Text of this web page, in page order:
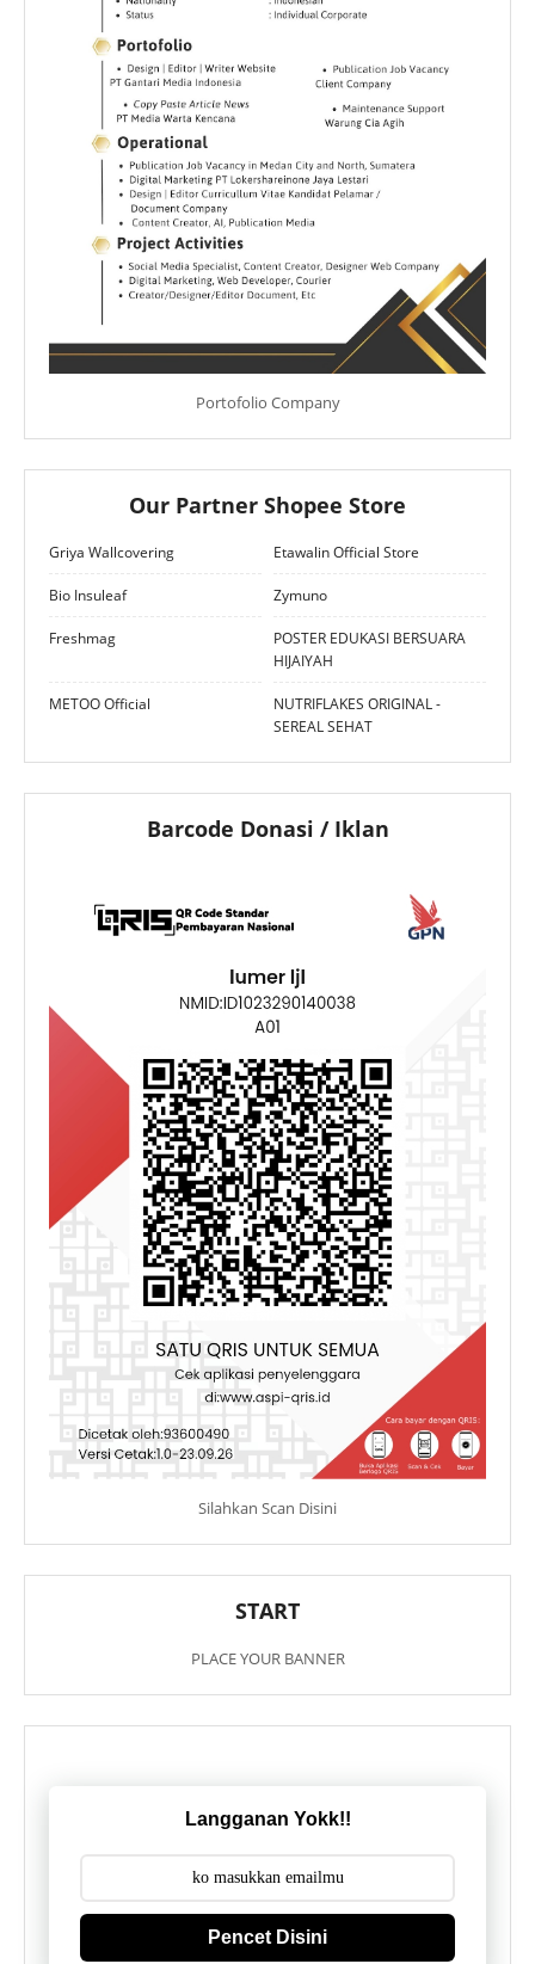
Portofolio Company
Our Partner Shopee Store
Griya Wallcovering Etawalin Official Store
Bio Insuleaf Zymuno
Freshmag
POSTER EDUKASI BERSUARA
HIJAIYAH
METOO Official
NUTRIFLAKES ORIGINAL -
SEREAL SEHAT
Barcode Donasi / Iklan
Silahkan Scan Disini
START
PLACE YOUR BANNER
Langganan Yokk!!
Pencet Disini